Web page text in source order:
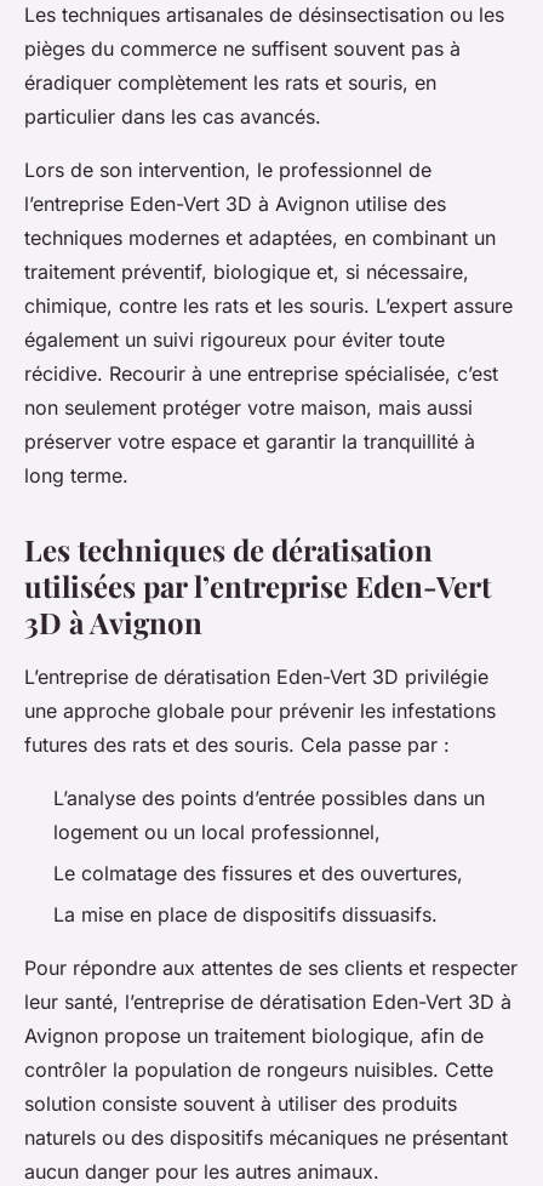
Les techniques artisanales de désinsectisation ou les
pièges du commerce ne suffisent souvent pas à
éradiquer complètement les rats et souris, en
particulier dans les cas avancés.
Lors de son intervention, le professionnel de
l’entreprise Eden-Vert 3D à Avignon utilise des
techniques modernes et adaptées, en combinant un
traitement préventif, biologique et, si nécessaire,
chimique, contre les rats et les souris. L’expert assure
également un suivi rigoureux pour éviter toute
récidive. Recourir à une entreprise spécialisée, c’est
non seulement protéger votre maison, mais aussi
préserver votre espace et garantir la tranquillité à
long terme.
Les techniques de dératisation
utilisées par l’entreprise Eden-Vert
3D à Avignon
L’entreprise de dératisation Eden-Vert 3D privilégie
une approche globale pour prévenir les infestations
futures des rats et des souris. Cela passe par :
L’analyse des points d’entrée possibles dans un
logement ou un local professionnel,
Le colmatage des fissures et des ouvertures,
La mise en place de dispositifs dissuasifs.
Pour répondre aux attentes de ses clients et respecter
leur santé, l’entreprise de dératisation Eden-Vert 3D à
Avignon propose un traitement biologique, afin de
contrôler la population de rongeurs nuisibles. Cette
solution consiste souvent à utiliser des produits
naturels ou des dispositifs mécaniques ne présentant
aucun danger pour les autres animaux.